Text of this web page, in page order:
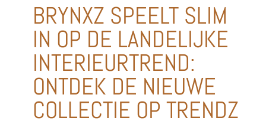
BRYNXZ SPEELT SLIM
IN OP DE LANDELIJKE
INTERIEURTREND:
ONTDEK DE NIEUWE
COLLECTIE OP TRENDZ